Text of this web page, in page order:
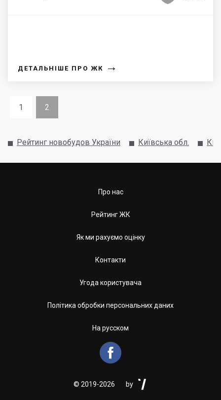
ДЕТАЛЬНІШЕ ПРО ЖК →
1 2
Рейтинг новобудов України Київська обл.
Про нас
Рейтинг ЖК
Як ми рахуємо оцінку
Контакти
Угода користувача
Політика обробки персональних даних
На русском

© 2019-2026 by 